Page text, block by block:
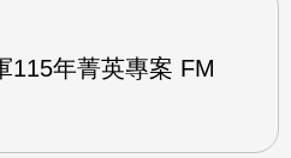
115年菁英專案 FM